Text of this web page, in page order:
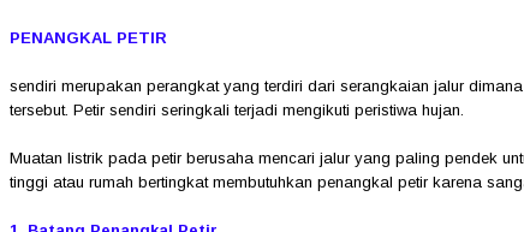
PENANGKAL PETIR
sendiri merupakan perangkat yang terdiri dari serangkaian jalur
tersebut. Petir sendiri seringkali terjadi mengikuti peristiwa hujan.
Muatan listrik pada petir berusaha mencari jalur yang paling pendek
tinggi atau rumah bertingkat membutuhkan penangkal petir karena